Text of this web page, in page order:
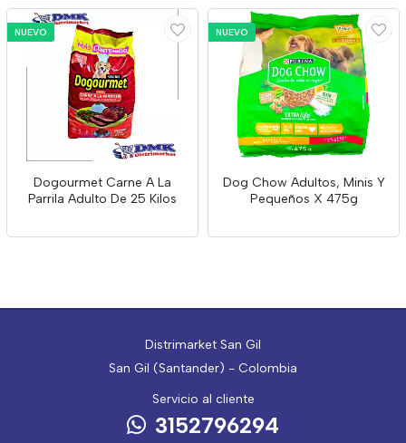
NUEVO
Dogourmet Carne A La
Parrila Adulto De 25 Kilos
NUEVO
Dog Chow Adultos, Minis Y
Pequeños X 475g
Distrimarket San Gil
San Gil (Santander) - Colombia
Servicio al cliente
3152796294